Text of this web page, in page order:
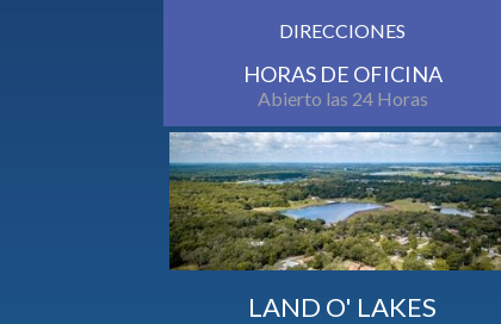
DIRECCIONES
HORAS DE OFICINA
Abierto las 24 Horas
LAND O' LAKES